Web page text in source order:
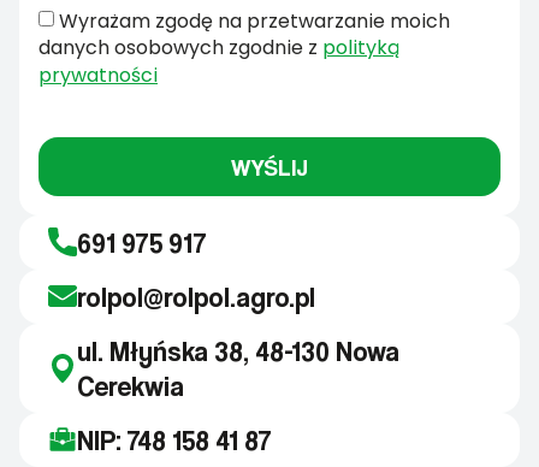
Wyrażam zgodę na przetwarzanie moich
danych osobowych zgodnie z polityką
prywatności
WYŚLIJ
691 975 917
rolpol@rolpol.agro.pl
ul. Młyńska 38, 48-130 Nowa
Cerekwia
NIP: 748 158 41 87